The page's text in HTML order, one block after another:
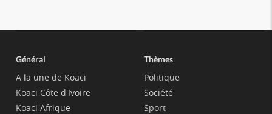
Général
A la une de Koaci
Koaci Côte d'Ivoire
Koaci Afrique
Thèmes
Politique
Société
Sport